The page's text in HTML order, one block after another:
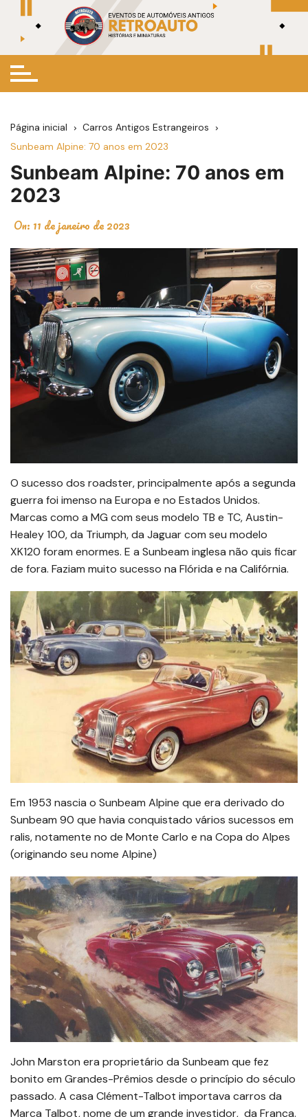
conteúdo
Página inicial
Carros Antigos Estrangeiros
Sunbeam Alpine: 70 anos em 2023
Sunbeam Alpine: 70 anos em
2023
On: 11 de janeiro de 2023
O sucesso dos roadster, principalmente após a segunda
guerra foi imenso na Europa e no Estados Unidos.
Marcas como a MG com seus modelo TB e TC, Austin-
Healey 100, da Triumph, da Jaguar com seu modelo
XK120 foram enormes. E a Sunbeam inglesa não quis ficar
de fora. Faziam muito sucesso na Flórida e na Califórnia.
Em 1953 nascia o Sunbeam Alpine que era derivado do
Sunbeam 90 que havia conquistado vários sucessos em
ralis, notamente no de Monte Carlo e na Copa do Alpes
(originando seu nome Alpine)
John Marston era proprietário da Sunbeam que fez
bonito em Grandes-Prêmios desde o princípio do século
passado. A casa Clément-Talbot importava carros da
Marca Talbot, nome de um grande investidor, da França.